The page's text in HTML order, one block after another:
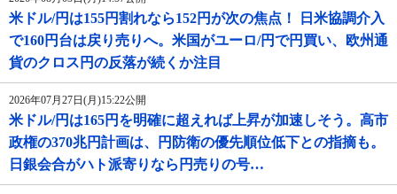
米ドル/円は155円割れなら152円が次の焦点！ 日米協調介入
で160円台は戻り売りへ。米国がユーロ/円で円買い、欧州通
貨のクロス円の反落が続くか注目
2026年07月27日(月)15:22公開
米ドル/円は165円を明確に超えれば上昇が加速しそう。高市
政権の370兆円計画は、円防衛の優先順位低下との指摘も。
日銀会合がハト派寄りなら円売りの号…